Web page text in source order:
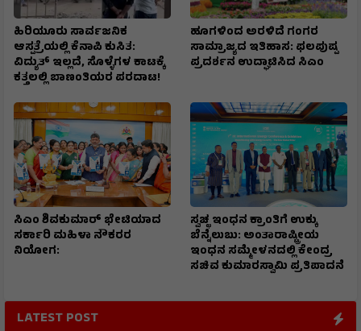
ಹಿರಿಯೂರು ಸಾರ್ವಜನಿಕ
ಆಸ್ಪತ್ರೆಯಲ್ಲಿ ಕೆನಾಪಿ ಕುಸಿತ:
ವಿದ್ಯುತ್‌ ಇಲ್ಲದೆ, ಸೊಳ್ಳೆಗಳ ಕಾಟಕ್ಕೆ
ಕತ್ತಲಲ್ಲಿ ಬಾಣಂತಿಯರ ಪರದಾಟ!
ಹೂಗಳಿಂದ ಅರಳಿದೆ ಗಂಗರ
ಸಾಮ್ರಾಜ್ಯದ ಇತಿಹಾಸ: ಫಲಪುಷ್ಪ
ಪ್ರದರ್ಶನ ಉದ್ಘಾಟಿಸಿದ ಸಿಎಂ
ಸಿಎಂ ಶಿವಕುಮಾರ್‌ ಭೇಟಿಯಾದ
ಸರ್ಕಾರಿ ಮಹಿಳಾ ನೌಕರರ
ನಿಯೋಗ:
ಸ್ವಚ್ಛ ಇಂಧನ ಕ್ರಾಂತಿಗೆ ಉಕ್ಕು
ಬೆನ್ನೆಲುಬು: ಅಂತಾರಾಷ್ಟ್ರೀಯ
ಇಂಧನ ಸಮ್ಮೇಳನದಲ್ಲಿ ಕೇಂದ್ರ
ಸಚಿವ ಕುಮಾರಸ್ವಾಮಿ ಪ್ರತಿಪಾದನೆ
LATEST POST